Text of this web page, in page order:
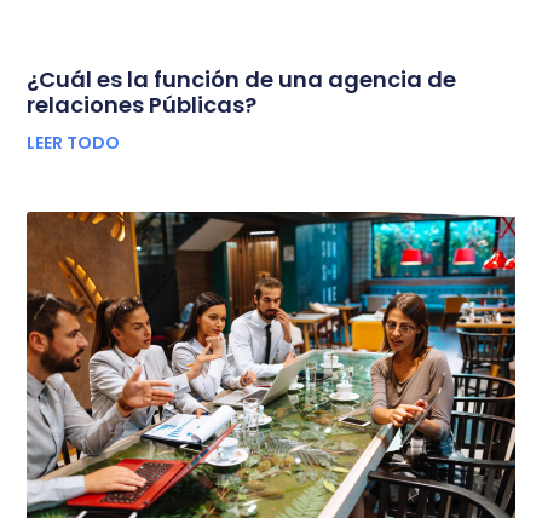
¿Cuál es la función de una agencia de
relaciones Públicas?
LEER TODO